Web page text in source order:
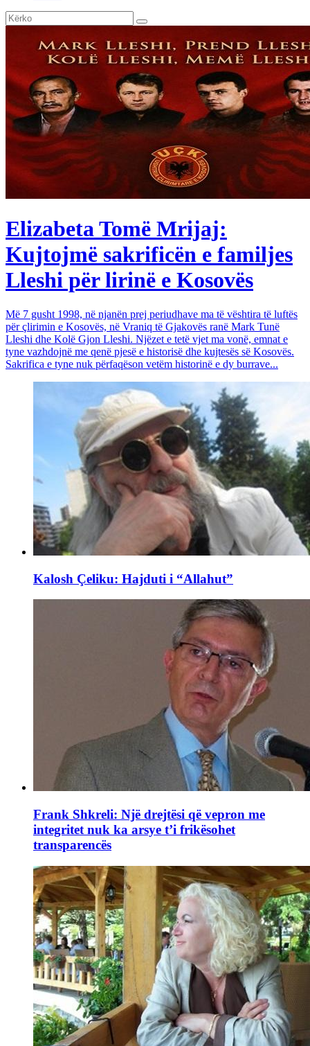
Elizabeta Tomë Mrijaj:
Kujtojmë sakrificën e familjes
Lleshi për lirinë e Kosovës
Më 7 gusht 1998, në njanën prej periudhave ma të vështira të luftës
për çlirimin e Kosovës, në Vraniq të Gjakovës ranë Mark Tunë
Lleshi dhe Kolë Gjon Lleshi. Njëzet e tetë vjet ma vonë, emnat e
tyne vazhdojnë me qenë pjesë e historisë dhe kujtesës së Kosovës.
Sakrifica e tyne nuk përfaqëson vetëm historinë e dy burrave...
Kalosh Çeliku: Hajduti i “Allahut”
Frank Shkreli: Një drejtësi që vepron me
integritet nuk ka arsye t’i frikësohet
transparencës